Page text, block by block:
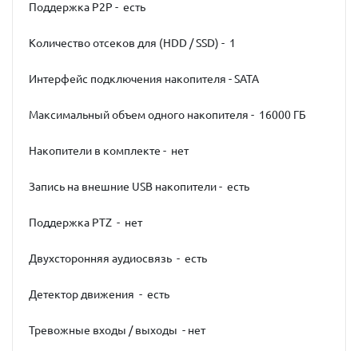
Поддержка P2P - есть
Количество отсеков для (HDD / SSD) - 1
Интерфейс подключения накопителя - SATA
Максимальный объем одного накопителя - 16000 ГБ
Накопители в комплекте - нет
Запись на внешние USB накопители - есть
Поддержка PTZ - нет
Двухсторонняя аудиосвязь - есть
Детектор движения - есть
Тревожные входы / выходы - нет